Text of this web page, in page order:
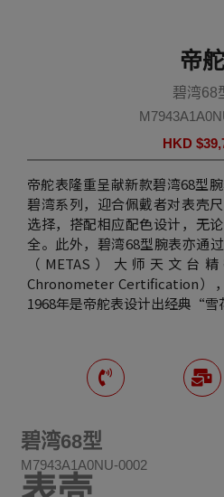
帝舵
碧湾68
HKD $
帝舵表隆重呈献新款碧湾68型
碧湾系列，迎合佩戴者对表壳
选择，搭配相应配色设计，无
全。此外，碧湾68型腕表亦通
（METAS）大师天文台
Chronometer Certification）
1968年是帝舵表设计出经典“雪
碧湾68型
M7943A1A0NU-0002